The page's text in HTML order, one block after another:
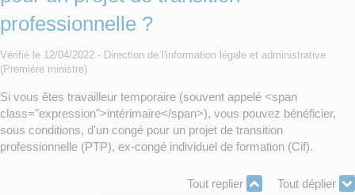
professionnelle ?
Vérifié le 12/04/2022 - Direction de l'information légale et administrative
(Première ministre)
Si vous êtes travailleur temporaire (souvent appelé <span
class="expression">intérimaire</span>), vous pouvez bénéficier,
sous conditions, d'un congé pour un projet de transition
professionnelle (PTP), ex-congé individuel de formation (Cif).
Tout replier Tout déplier